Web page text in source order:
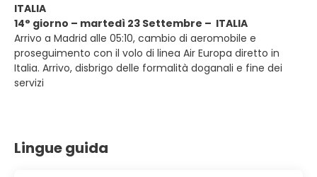
ITALIA
14° giorno – martedì 23 Settembre – ITALIA
Arrivo a Madrid alle 05:10, cambio di aeromobile e
proseguimento con il volo di linea Air Europa diretto in
Italia. Arrivo, disbrigo delle formalità doganali e fine dei
servizi
Lingue guida